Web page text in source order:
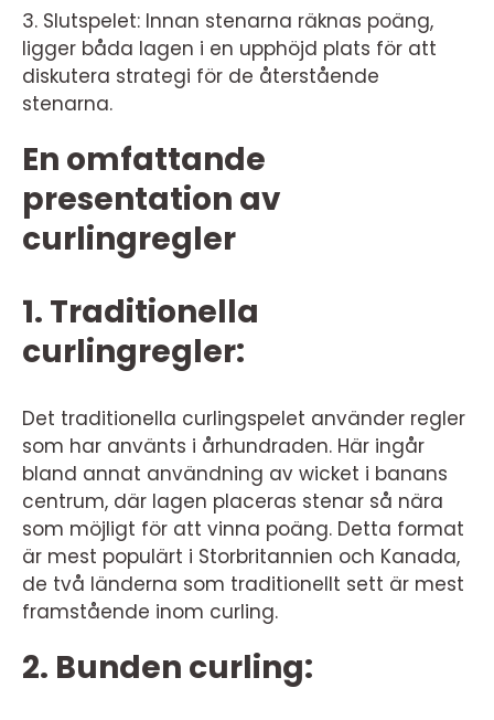
3. Slutspelet: Innan stenarna räknas poäng,
ligger båda lagen i en upphöjd plats för att
diskutera strategi för de återstående
stenarna.
En omfattande
presentation av
curlingregler
1. Traditionella
curlingregler:
Det traditionella curlingspelet använder regler
som har använts i århundraden. Här ingår
bland annat användning av wicket i banans
centrum, där lagen placeras stenar så nära
som möjligt för att vinna poäng. Detta format
är mest populärt i Storbritannien och Kanada,
de två länderna som traditionellt sett är mest
framstående inom curling.
2. Bunden curling: